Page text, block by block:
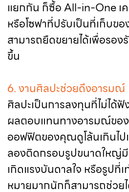
แยกกัน ก็ซื้อ All-in-One เค
หรือโซฟาที่ปรับเป็นที่เก็บขอ
สามารถยืดขยายได้เพื่อรอ
ขึ้น
6. งานศิลปะช่วยดึงอารมณ์
ศิลปะเป็นการลงทุนที่ไม่ได้
ผลตอบแทนทางอารมณ์ขอ
ออฟฟิตของคุณดูโล้นเกินไป
ลองติดกรอบรูปขนาดใหญ่มี
เกิดแรงบันดาลใจ หรือรูปที่
หมายมากนักก็สามารถช่วย